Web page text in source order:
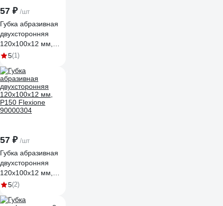
57 ₽ /шт
Губка абразивная
двухсторонняя
120x100x12 мм,
Р120 Flexione
5(1)
57 ₽ /шт
Губка абразивная
двухсторонняя
120x100x12 мм,
Р150 Flexione
5(2)